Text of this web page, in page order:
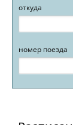
откуда
номер поезда